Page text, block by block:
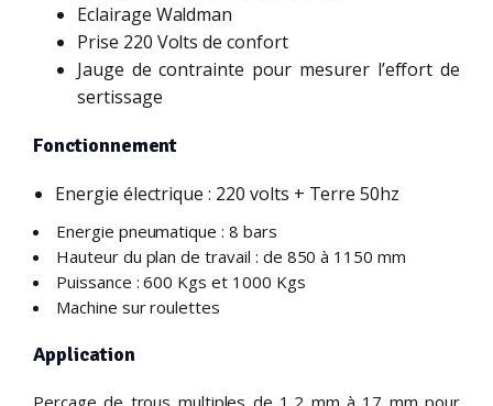
Eclairage Waldman
Prise 220 Volts de confort
Jauge de contrainte pour mesurer l’effort de
sertissage
Fonctionnement
Energie électrique : 220 volts + Terre 50hz
Energie pneumatique : 8 bars
Hauteur du plan de travail : de 850 à 1150 mm
Puissance : 600 Kgs et 1000 Kgs
Machine sur roulettes
Application
Perçage de trous multiples de 1,2 mm à 17 mm pour